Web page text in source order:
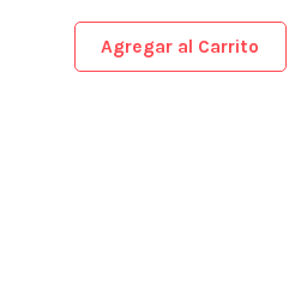
Agregar al Carrito